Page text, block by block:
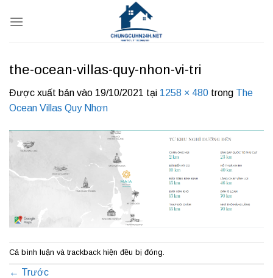
qua
the-ocean-villas-quy-nhon-vi-tri
Được xuất bản vào 19/10/2021 tại 1258 × 480 trong The
Ocean Villas Quy Nhơn
Cả bình luận và trackback hiện đều bị đóng.
← Trước